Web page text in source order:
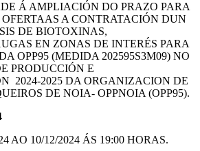
Á AMPLIACIÓN DO PRAZO PARA
A CONTRATACIÓN DUN
DE BIOTOXINAS,
EN ZONAS DE INTERÉS PARA
OPP95 (MEDIDA 202595S3M09) NO
PRODUCCIÓN E
2024-2025 DA ORGANIZACION DE
DE NOIA- OPPNOIA (OPP95).
AO 10/12/2024 ÁS 19:00 HORAS.